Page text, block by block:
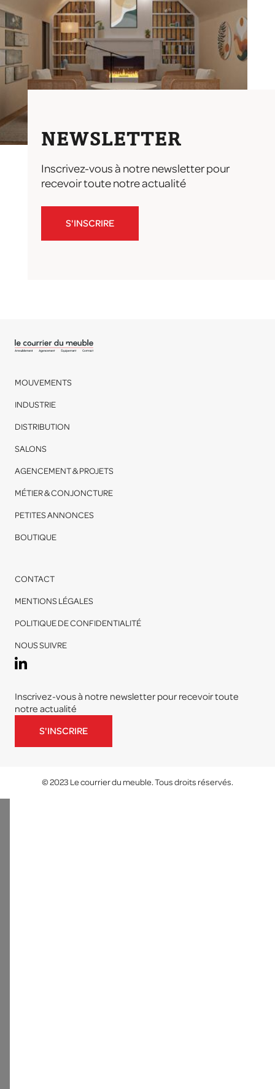
NEWSLETTER
Inscrivez-vous à notre newsletter pour
recevoir toute notre actualité
S'INSCRIRE
MOUVEMENTS
INDUSTRIE
DISTRIBUTION
SALONS
AGENCEMENT & PROJETS
MÉTIER & CONJONCTURE
PETITES ANNONCES
BOUTIQUE
CONTACT
MENTIONS LÉGALES
POLITIQUE DE CONFIDENTIALITÉ
NOUS SUIVRE
Inscrivez-vous à notre newsletter pour recevoir toute
notre actualité
S'INSCRIRE
© 2023 Le courrier du meuble. Tous droits réservés.